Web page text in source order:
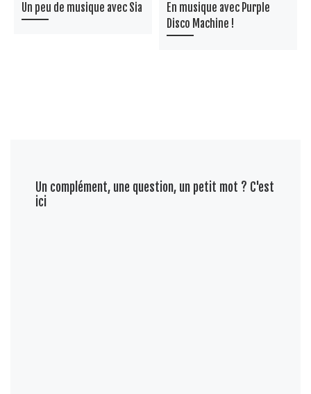
Un peu de musique avec Sia
En musique avec Purple
Disco Machine !
Un complément, une question, un petit mot ? C'est
ici